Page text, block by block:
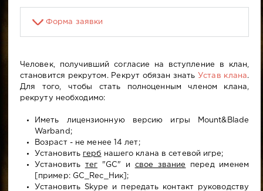
Форма заявки
Человек, получивший согласие на вступление в клан,
становится рекрутом. Рекрут обязан знать Устав клана.
Для того, чтобы стать полноценным членом клана,
рекруту необходимо:
Иметь лицензионную версию игры Mount&Blade
Warband;
Возраст - не менее 14 лет;
Установить герб нашего клана в сетевой игре;
Установить тег "GC" и свое звание
перед именем
[пример: GC_Rec_Ник];
Установить Skype и передать контакт руководству